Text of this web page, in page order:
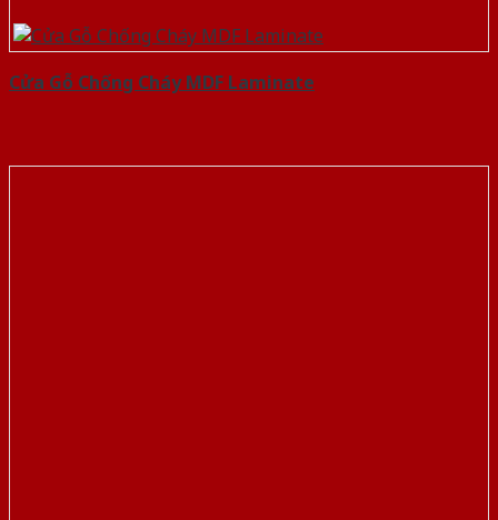
Cửa Gỗ Chống Cháy MDF Laminate